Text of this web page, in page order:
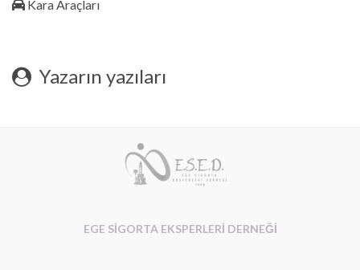
Kara Araçları
Yazarın yazıları
EGE SİGORTA EKSPERLERİ DERNEĞİ